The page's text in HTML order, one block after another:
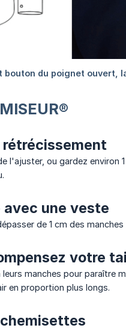
rétrécissement
ou gardez environ
avec une veste
de 1 cm des
votre
manches pour paraître
en proportion plus longs.